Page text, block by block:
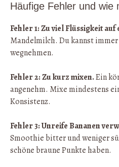
Häufige Fehler und wie
Fehler 1: Zu viel Flüssigkeit auf
Mandelmilch. Du kannst
wegnehmen.
Fehler 2: Zu kurz mixen.Ein
angenehm. Mixe mindestens
Konsistenz.
Fehler 3: Unreife Bananen
Smoothie bitter und weniger
schöne braune Punkte haben.